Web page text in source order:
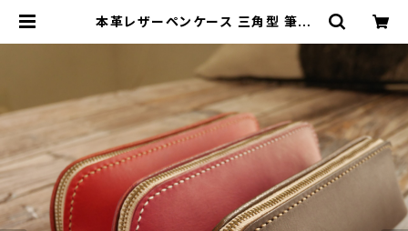
本革レザーペンケース 三角型 筆箱
注生産] | 革小物・革製品専門店～C
RESCUNT(クレスクント)～